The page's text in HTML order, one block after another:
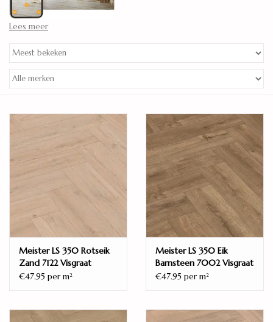
Lees meer
Meister LS 350 Rotseik
Zand 7122 Visgraat
€47.95 per m2
Meister LS 350 Eik
Barnsteen 7002 Visgraat
€47.95 per m2